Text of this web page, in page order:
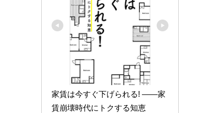
家賃は今すぐ下げられる! ――家
賃崩壊時代にトクする知恵